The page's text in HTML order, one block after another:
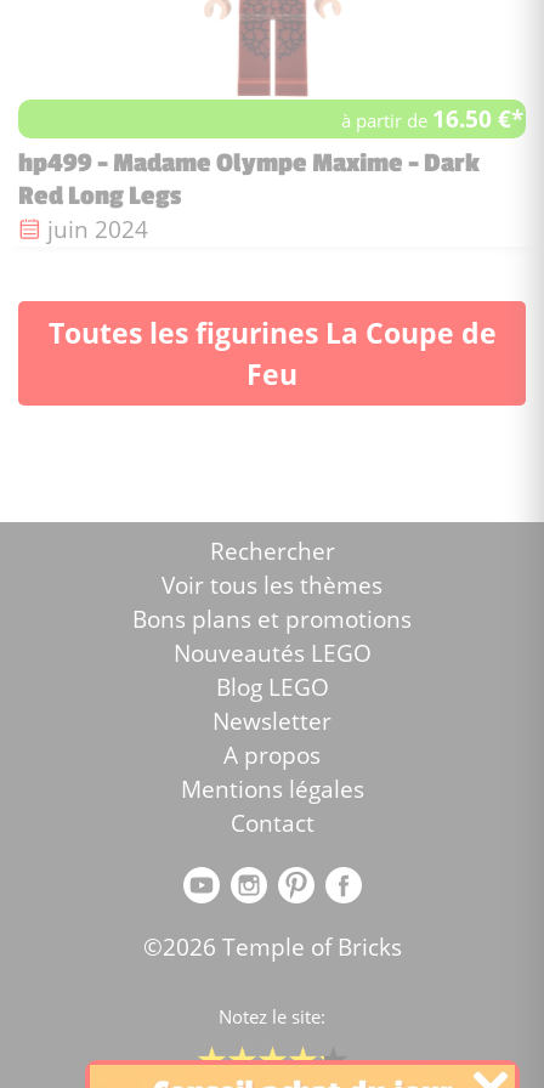
à partir de 16.50 €*
hp499 - Madame Olympe Maxime - Dark
Red Long Legs
Date de sortie :
juin 2024
Toutes les figurines La Coupe de
Feu
Rechercher
Voir tous les thèmes
Bons plans et promotions
Nouveautés LEGO
Blog LEGO
Newsletter
A propos
Mentions légales
Contact
©2026 Temple of Bricks
Notez le site: